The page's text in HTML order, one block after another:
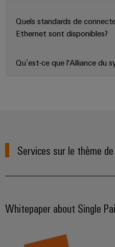
Quels standards de
Ethernet sont disponibles?
Qu’est-ce que l'Alliance du
Services sur le thème
Whitepaper about Single